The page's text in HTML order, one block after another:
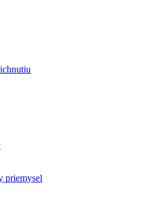
priemysel